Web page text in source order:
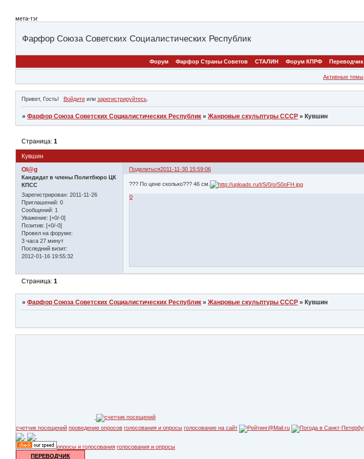
мета-тэг
Фарфор Союза Советских Социалистических Республик
Форум Фарфор Страны Советов СТАЛИН Форум КПРФ Переводчик
Активные темы
Привет, Гость! Войдитеили зарегистрируйтесь.
»Фарфор Союза Советских Социалистических Республик »Жанровые скульптуры СССР » Кувшин
Кувшин
Страница:1
Поделиться2011-11-30 15:59:06
Ol@g
Кандидат в члены Политбюро ЦК
КПСС
Зарегистрирован: 2011-11-26
Приглашений: 0
Сообщений: 1
Уважение: [+0/-0]
Позитив: [+0/-0]
Провел на форуме:
3 часа 27 минут
Последний визит:
2012-01-16 19:55:32
??? По цене сколько??? 46 см.
0
Страница:1
»Фарфор Союза Советских Социалистических Республик »Жанровые скульптуры СССР » Кувшин
счетчик посещений проведение опросов голосования и опросы голосование на сайт
опросы и голосования голосования и опросы
ПЕРЕВОДЧИК